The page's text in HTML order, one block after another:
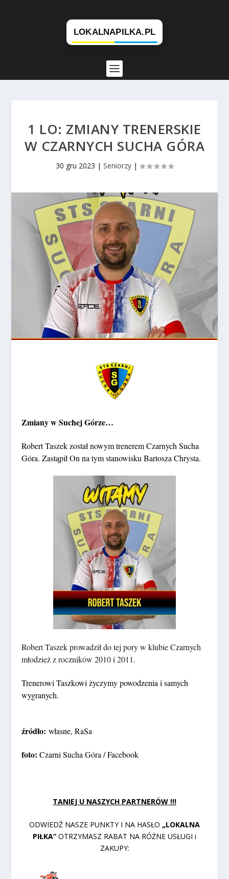
1 LO: ZMIANY TRENERSKIE
W CZARNYCH SUCHA GÓRA
30 gru 2023 | Seniorzy |
Zmiany w Suchej Górze…
Robert Taszek został nowym trenerem Czarnych Sucha
Góra. Zastąpił On na tym stanowisku Bartosza Chrysta.
Robert Taszek prowadził do tej pory w klubie Czarnych
młodzież z roczników 2010 i 2011.
Trenerowi Taszkowi życzymy powodzenia i samych
wygranych.
źródło:własne, RaSa
foto:Czarni Sucha Góra / Facebook
TANIEJ U NASZYCH PARTNERÓW !!!
ODWIEDŹ NASZE PUNKTY I NA HASŁO „LOKALNA
PIŁKA” OTRZYMASZ RABAT NA RÓŻNE USŁUGI i
ZAKUPY: